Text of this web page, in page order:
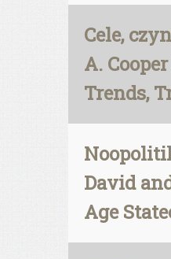
Cele,
A.
Trends,
David
Age